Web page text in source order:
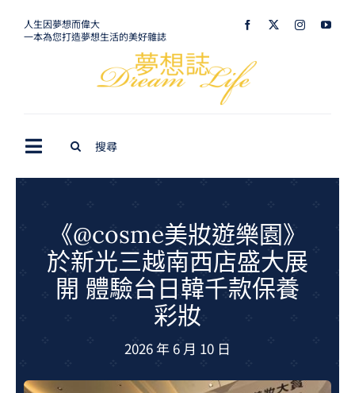
人生因夢想而偉大
一本為您打造夢想生活的美好雜誌
Toggle
Navigation
室內設計
購屋指南
《@cosme美妝遊樂園》
於新光三越南西店盛大展
開 體驗台日韓千款保養
彩妝
2026 年 6 月 10 日